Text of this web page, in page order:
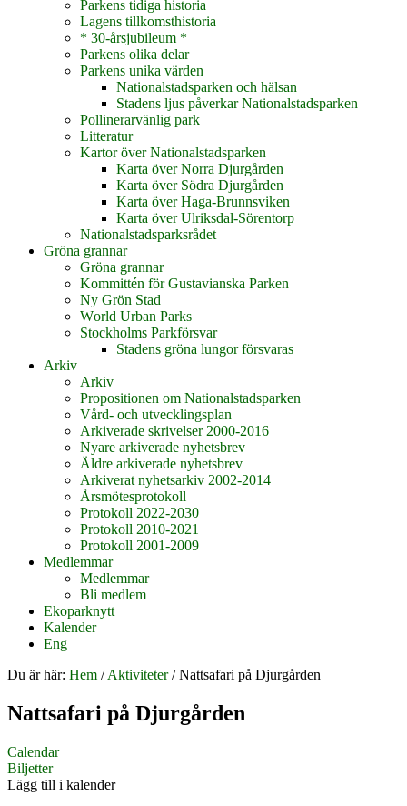
Parkens tidiga historia
Lagens tillkomsthistoria
* 30-årsjubileum *
Parkens olika delar
Parkens unika värden
Nationalstadsparken och hälsan
Stadens ljus påverkar Nationalstadsparken
Pollinerarvänlig park
Litteratur
Kartor över Nationalstadsparken
Karta över Norra Djurgården
Karta över Södra Djurgården
Karta över Haga-Brunnsviken
Karta över Ulriksdal-Sörentorp
Nationalstadsparksrådet
Gröna grannar
Gröna grannar
Kommittén för Gustavianska Parken
Ny Grön Stad
World Urban Parks
Stockholms Parkförsvar
Stadens gröna lungor försvaras
Arkiv
Arkiv
Propositionen om Nationalstadsparken
Vård- och utvecklingsplan
Arkiverade skrivelser 2000-2016
Nyare arkiverade nyhetsbrev
Äldre arkiverade nyhetsbrev
Arkiverat nyhetsarkiv 2002-2014
Årsmötesprotokoll
Protokoll 2022-2030
Protokoll 2010-2021
Protokoll 2001-2009
Medlemmar
Medlemmar
Bli medlem
Ekoparknytt
Kalender
Eng
Du är här: Hem / Aktiviteter /Nattsafari på Djurgården
Nattsafari på Djurgården
Calendar
Biljetter
Lägg till i kalender